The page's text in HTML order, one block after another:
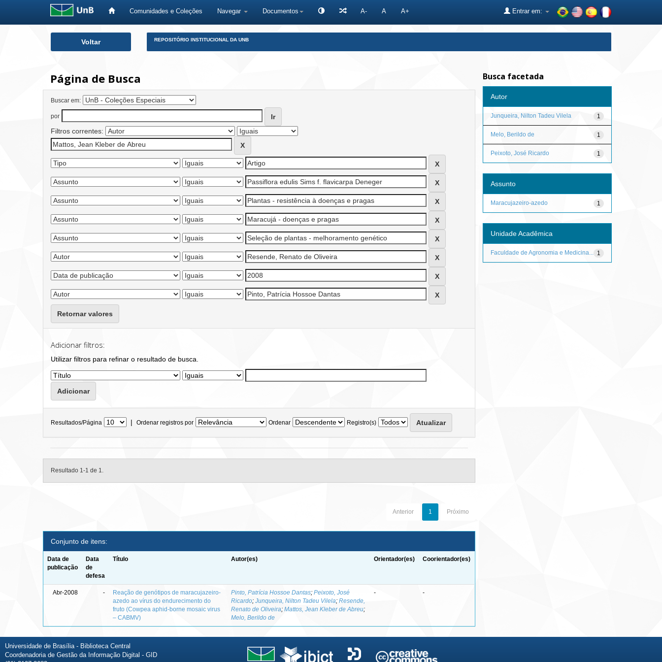
Comunidades e Coleções Navegar Documentos A- A A+ Entrar em:
Voltar REPOSITÓRIO INSTITUCIONAL DA UNB
Página de Busca
Buscar em:
por
Filtros correntes:
Retornar valores
Adicionar filtros:
Utilizar filtros para refinar o resultado de busca.
Resultados/Página | Ordenar registros por Ordenar Registro(s)
Resultado 1-1 de 1.
Anterior 1 Próximo
Conjunto de itens:
Data de
publicação
Data
de
defesa
Título Autor(es) Orientador(es) Coorientador(es)
Abr-2008 -
Reação de genótipos de maracujazeiro-
azedo ao vírus do endurecimento do
fruto (Cowpea aphid-borne mosaic virus
– CABMV)
Pinto, Patrícia Hossoe Dantas;Peixoto, José
Ricardo;Junqueira, Nilton Tadeu Vilela;Resende,
Renato de Oliveira;Mattos, Jean Kleber de Abreu;
Melo, Berildo de
- -
Busca facetada
Autor
1
Junqueira, Nilton Tadeu Vilela
1
Melo, Berildo de
1
Peixoto, José Ricardo
Assunto
1
Maracujazeiro-azedo
Unidade Acadêmica
1
Faculdade de Agronomia e Medicina...
Universidade de Brasília - Biblioteca Central
Coordenadoria de Gestão da Informação Digital - GID